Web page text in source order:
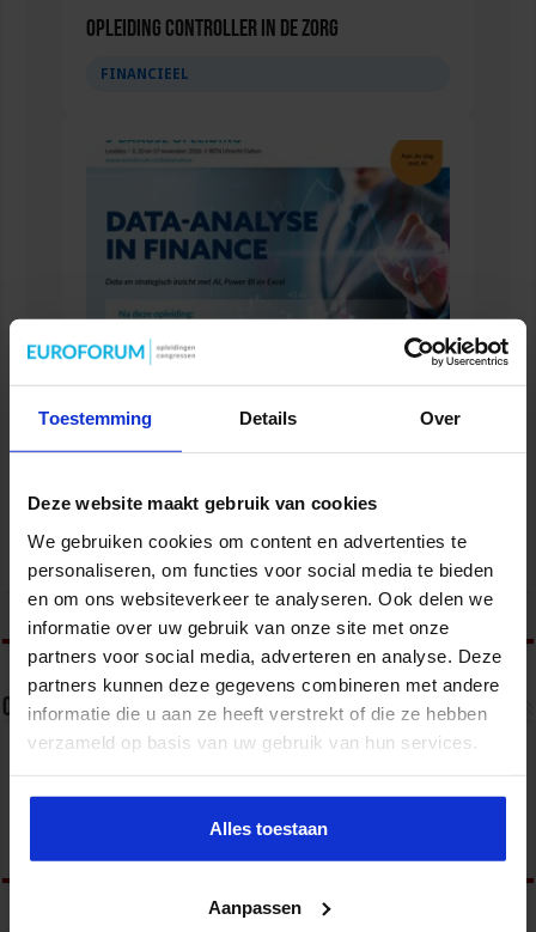
Toestemming Details Over
Deze website maakt gebruik van cookies
We gebruiken cookies om content en advertenties te
personaliseren, om functies voor social media te bieden
en om ons websiteverkeer te analyseren. Ook delen we
informatie over uw gebruik van onze site met onze
partners voor social media, adverteren en analyse. Deze
partners kunnen deze gegevens combineren met andere
informatie die u aan ze heeft verstrekt of die ze hebben
verzameld op basis van uw gebruik van hun services.
Alles toestaan
Aanpassen
Opleiding Controller in de Zorg
FINANCIEEL
Opleiding Data-analyse in finance
tweet
Over redactie